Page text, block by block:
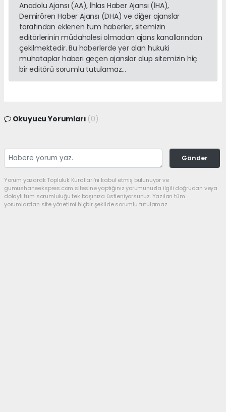
Anadolu Ajansı (AA), İhlas Haber Ajansı (İHA),
Demirören Haber Ajansı (DHA) ve diğer ajanslar
tarafından eklenen tüm haberler, sitemizin
editörlerinin müdahalesi olmadan ajans kanallarından
çekilmektedir. Bu haberlerde yer alan hukuki
muhataplar haberi geçen ajanslar olup sitemizin hiç
bir editörü sorumlu tutulamaz...
Okuyucu Yorumları (0)
Gönder
Yorum yazarak Topluluk Kuralları’nı kabul etmiş bulunuyor ve
gumushaneekspres.com sitesine yaptığınız yorumunuzla ilgili doğrudan veya
dolaylı tüm sorumluluğu tek başınıza üstleniyorsunuz. Yazılan tüm
yorumlardan site yönetimi hiçbir şekilde sorumlu tutulamaz.